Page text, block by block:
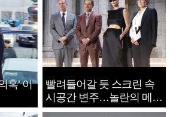
혹’ 이
빨려들어갈 듯 스크린 속
시공간 변주…놀란의 메시
지는 ‘전쟁 속죄’